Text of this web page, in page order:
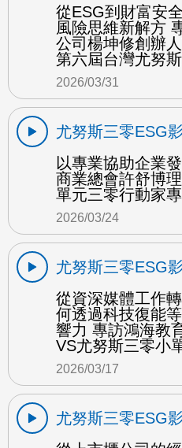
從ESG到財富安
風險思維新解方
公司楊坤修創辦
第六屆台灣尤努
2026/03/31
尤努斯三零ESG
以專業協助企業
商業總會許舒博
單元三零行動家
2026/03/24
尤努斯三零ESG
從資深媒體工作
何透過科技復能
響力 專訪鴻海教
VS尤努斯三零小
2026/03/17
尤努斯三零ESG